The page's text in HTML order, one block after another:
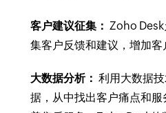
客户建议征集： Zoho
集客户反馈和建议，增加客
大数据分析： 利用大数据
据，从中找出客户痛点和